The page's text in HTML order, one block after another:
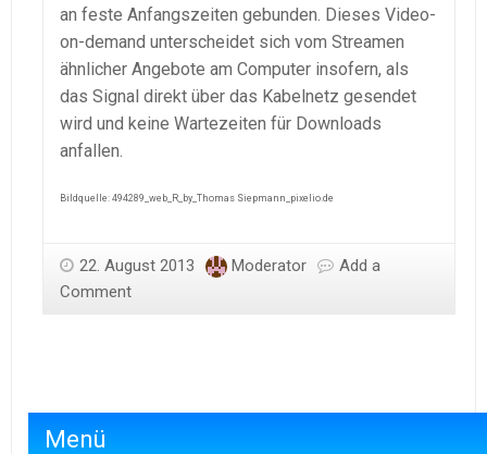
an feste Anfangszeiten gebunden. Dieses Video-
on-demand unterscheidet sich vom Streamen
ähnlicher Angebote am Computer insofern, als
das Signal direkt über das Kabelnetz gesendet
wird und keine Wartezeiten für Downloads
anfallen.
Bildquelle: 494289_web_R_by_Thomas Siepmann_pixelio.de
22. August 2013 Moderator
Add a
Comment
Menü